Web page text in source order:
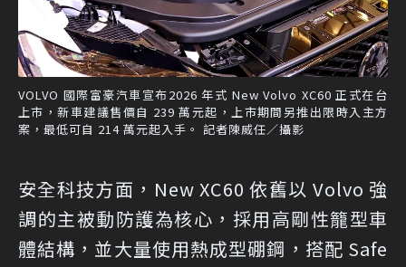
VOLVO 國際富豪汽車宣布2026 年式 New Volvo XC60 正式在台
上市，新車建議售價自 239 萬元起，上市期間另推出限時入主方
案，最低可自 214 萬元起入手。 記者陳威任／攝影
安全科技方面，New XC60 依舊以 Volvo 強
調的主被動防護為核心，採用高剛性籠型車
體結構，並大量使用熱成型硼鋼，搭配 Safe